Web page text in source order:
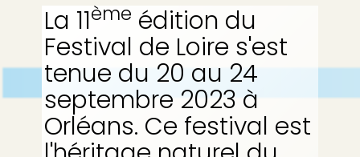
La 11ème édition du
Festival de Loire s'est
tenue du 20 au 24
septembre 2023 à
Orléans. Ce festival est